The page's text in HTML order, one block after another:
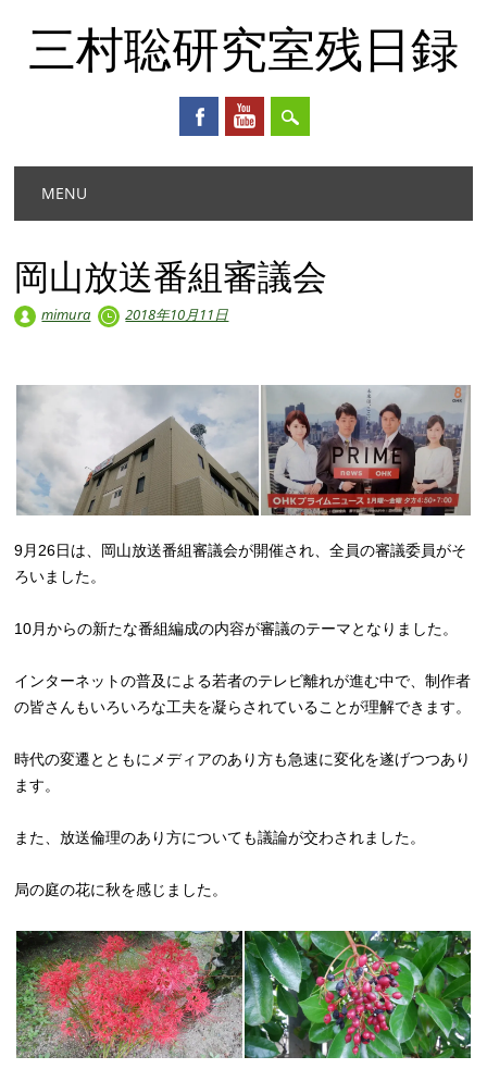
三村聡研究室残日録
Main menu
MENU
岡山放送番組審議会
mimura 2018年10月11日
9月26日は、岡山放送番組審議会が開催され、全員の審議委員がそ
ろいました。
10月からの新たな番組編成の内容が審議のテーマとなりました。
インターネットの普及による若者のテレビ離れが進む中で、制作者
の皆さんもいろいろな工夫を凝らされていることが理解できます。
時代の変遷とともにメディアのあり方も急速に変化を遂げつつあり
ます。
また、放送倫理のあり方についても議論が交わされました。
局の庭の花に秋を感じました。